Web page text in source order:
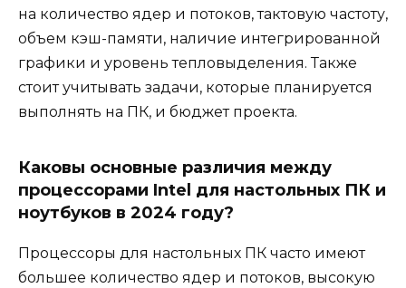
на количество ядер и потоков, тактовую частоту,
объем кэш-памяти, наличие интегрированной
графики и уровень тепловыделения. Также
стоит учитывать задачи, которые планируется
выполнять на ПК, и бюджет проекта.
Каковы основные различия между
процессорами Intel для настольных ПК и
ноутбуков в 2024 году?
Процессоры для настольных ПК часто имеют
большее количество ядер и потоков, высокую